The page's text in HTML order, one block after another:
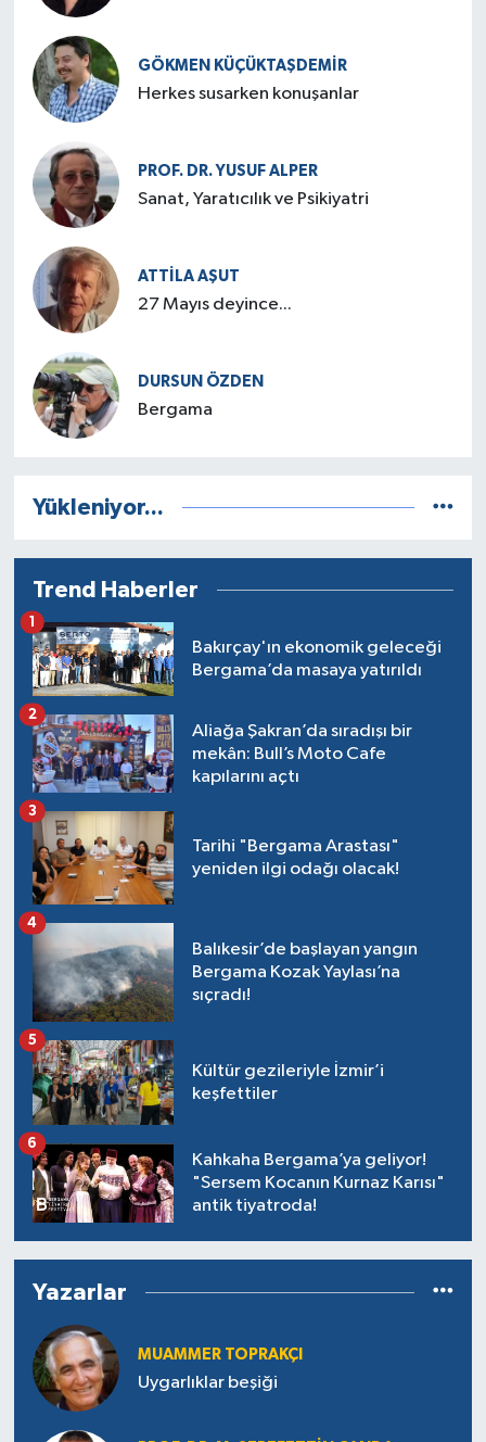
GÖKMEN KÜÇÜKTAŞDEMIR
Herkes susarken konuşanlar
PROF. DR. YUSUF ALPER
Sanat, Yaratıcılık ve Psikiyatri
ATTILA AŞUT
27 Mayıs deyince...
DURSUN ÖZDEN
Bergama
Yükleniyor...
Trend Haberler
Bakırçay'ın ekonomik geleceği
Bergama’da masaya yatırıldı
1
Aliağa Şakran’da sıradışı bir
mekân: Bull’s Moto Cafe
kapılarını açtı
2
Tarihi "Bergama Arastası"
yeniden ilgi odağı olacak!
3
Balıkesir’de başlayan yangın
Bergama Kozak Yaylası’na
sıçradı!
4
Kültür gezileriyle İzmir’i
keşfettiler
5
Kahkaha Bergama’ya geliyor!
"Sersem Kocanın Kurnaz Karısı"
antik tiyatroda!
6
Yazarlar
MUAMMER TOPRAKÇI
Uygarlıklar beşiği